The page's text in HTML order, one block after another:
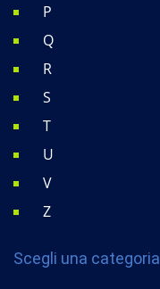
P
Q
R
S
T
U
V
Z
Scegli una categoria